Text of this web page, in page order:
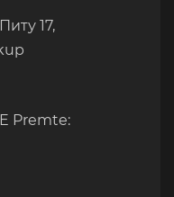
17,
Premte: